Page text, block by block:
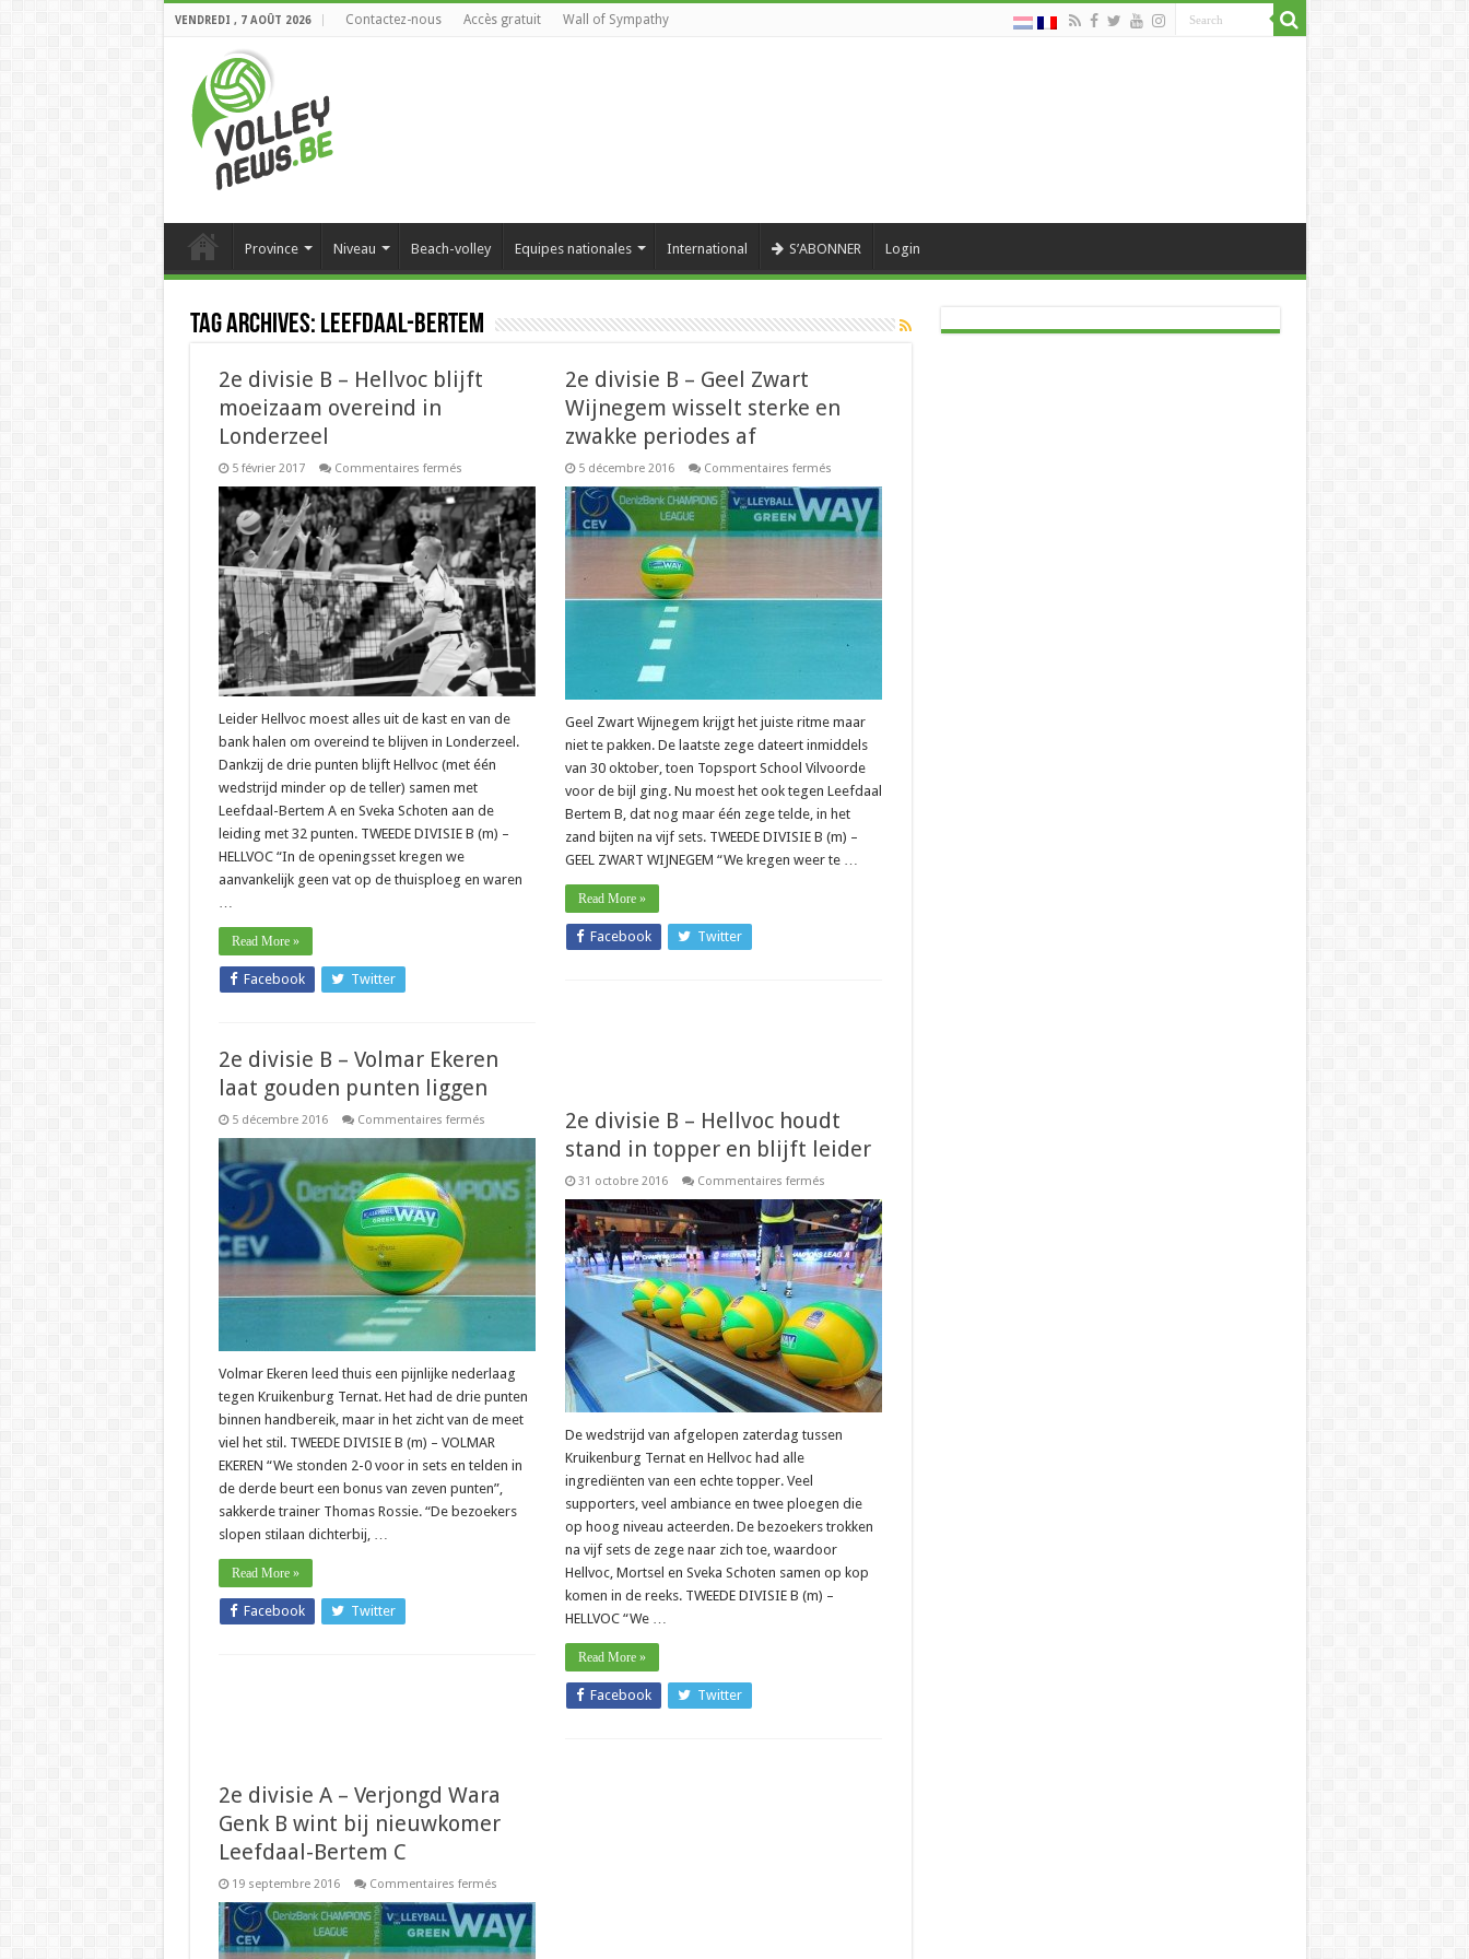
VENDREDI , 7 AOÛT 2026 Contactez-nous Accès gratuit Wall of Sympathy
Province Niveau Beach-volley Equipes nationales International S’ABONNER Login
Tag Archives: Leefdaal-Bertem
2e divisie B – Hellvoc blijft
moeizaam overeind in
Londerzeel
5 février 2017 Commentaires ferméssur
divisie
B
–
Hellvoc
blijft
moeizaam
overeind
in
Londerzeel
Leider Hellvoc moest alles uit de kast en van de
bank halen om overeind te blijven in Londerzeel.
Dankzij de drie punten blijft Hellvoc (met één
wedstrijd minder op de teller) samen met
Leefdaal-Bertem A en Sveka Schoten aan de
leiding met 32 punten. TWEEDE DIVISIE B (m) –
HELLVOC “In de openingsset kregen we
aanvankelijk geen vat op de thuisploeg en waren
…
Read More »
Facebook Twitter
2e divisie B – Geel Zwart
Wijnegem wisselt sterke en
zwakke periodes af
5 décembre 2016 Commentaires ferméssur
divisie
B
–
Geel
sterke
Geel Zwart Wijnegem krijgt het juiste ritme maar
niet te pakken. De laatste zege dateert inmiddels
van 30 oktober, toen Topsport School Vilvoorde
voor de bijl ging. Nu moest het ook tegen Leefdaal
Bertem B, dat nog maar één zege telde, in het
zand bijten na vijf sets. TWEEDE DIVISIE B (m) –
GEEL ZWART WIJNEGEM “We kregen weer te …
Read More »
Facebook Twitter
2e divisie B – Volmar Ekeren
laat gouden punten liggen
5 décembre 2016 Commentaires ferméssur
B
–
Volmar
Ekeren
gouden
liggen
Volmar Ekeren leed thuis een pijnlijke nederlaag
tegen Kruikenburg Ternat. Het had de drie punten
binnen handbereik, maar in het zicht van de meet
viel het stil. TWEEDE DIVISIE B (m) – VOLMAR
EKEREN “We stonden 2-0 voor in sets en telden in
de derde beurt een bonus van zeven punten”,
sakkerde trainer Thomas Rossie. “De bezoekers
slopen stilaan dichterbij, …
Read More »
Facebook Twitter
2e divisie B – Hellvoc houdt
stand in topper en blijft leider
31 octobre 2016 Commentaires ferméssur
divisie
B
–
Hellvoc
houdt
stand
in
topper
en
blijft
leider
De wedstrijd van afgelopen zaterdag tussen
Kruikenburg Ternat en Hellvoc had alle
ingrediënten van een echte topper. Veel
supporters, veel ambiance en twee ploegen die
op hoog niveau acteerden. De bezoekers trokken
na vijf sets de zege naar zich toe, waardoor
Hellvoc, Mortsel en Sveka Schoten samen op kop
komen in de reeks. TWEEDE DIVISIE B (m) –
HELLVOC “We …
Read More »
Facebook Twitter
2e divisie A – Verjongd Wara
Genk B wint bij nieuwkomer
Leefdaal-Bertem C
19 septembre 2016 Commentaires ferméssur
divisie
A
–
Verjongd